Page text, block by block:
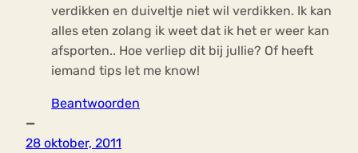
verdikken en duiveltje niet wil verdikken. Ik kan
alles eten zolang ik weet dat ik het er weer kan
afsporten.. Hoe verliep dit bij jullie? Of heeft
iemand tips let me know!
Beantwoorden
—
28 oktober, 2011